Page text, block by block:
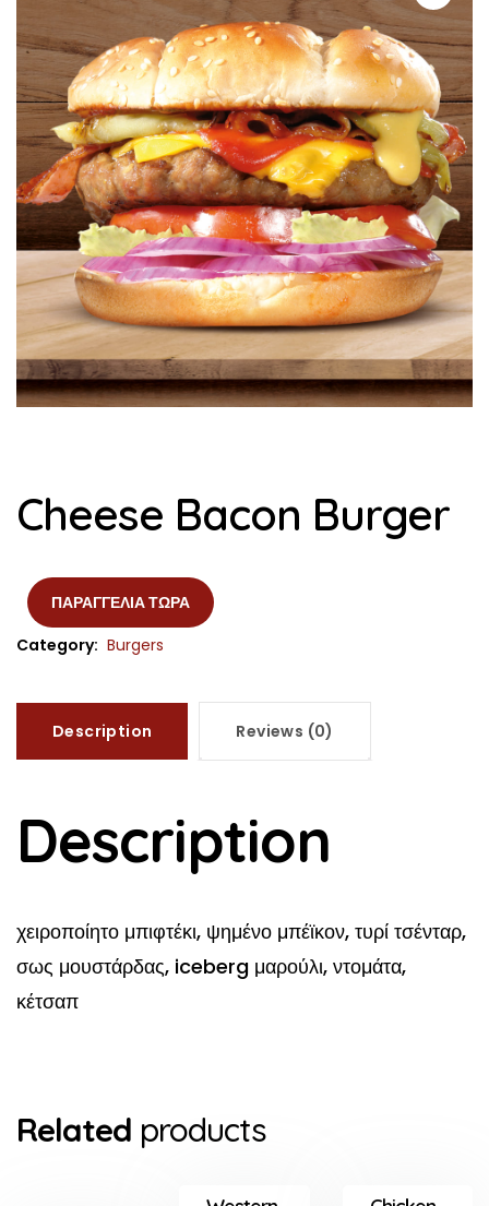
Cheese Bacon Burger
ΠΑΡΑΓΓΕΛΙΑ ΤΩΡΑ
Category: Burgers
Description Reviews (0)
Description
χειροποίητο μπιφτέκι, ψημένο μπέϊκον, τυρί τσένταρ,
σως μουστάρδας, iceberg μαρούλι, ντομάτα,
κέτσαπ
Related products